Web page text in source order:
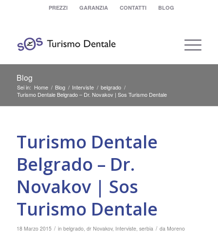
PREZZI GARANZIA CONTATTI BLOG
Blog
Sei in: Home / Blog / Interviste / belgrado /
Turismo Dentale Belgrado – Dr. Novakov | Sos Turismo Dentale
Turismo Dentale
Belgrado – Dr.
Novakov | Sos
Turismo Dentale
18 Marzo 2015 / in belgrado, dr Novakov, Interviste, serbia / da Moreno